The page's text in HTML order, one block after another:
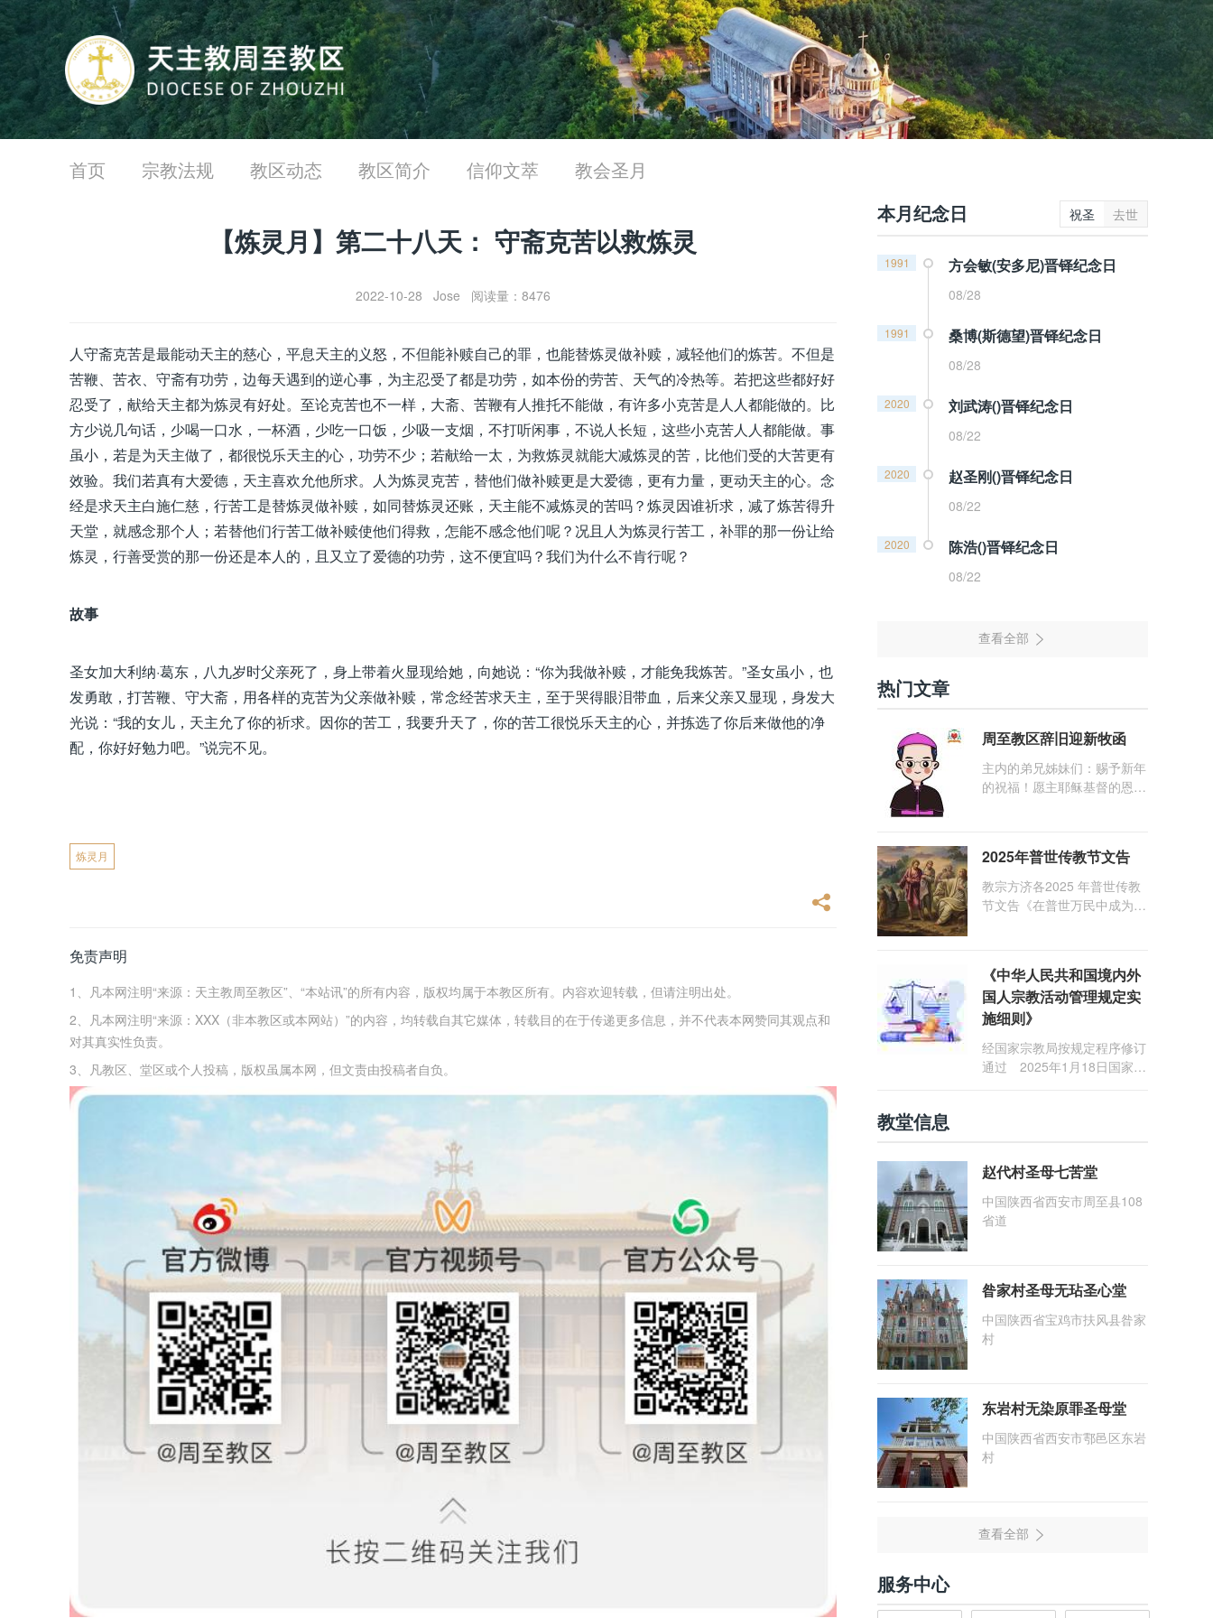
首页 宗教法规 教区动态 教区简介 信仰文萃 教会圣月
【炼灵月】第二十八天： 守斋克苦以救炼灵
2022-10-28 Jose 阅读量：8476
人守斋克苦是最能动天主的慈心，平息天主的义怒，不但能补赎自己的罪，也能替炼灵做补赎，减轻他们的炼苦。不但是
苦鞭、苦衣、守斋有功劳，边每天遇到的逆心事，为主忍受了都是功劳，如本份的劳苦、天气的冷热等。若把这些都好好
忍受了，献给天主都为炼灵有好处。至论克苦也不一样，大斋、苦鞭有人推托不能做，有许多小克苦是人人都能做的。比
方少说几句话，少喝一口水，一杯酒，少吃一口饭，少吸一支烟，不打听闲事，不说人长短，这些小克苦人人都能做。事
虽小，若是为天主做了，都很悦乐天主的心，功劳不少；若献给一太，为救炼灵就能大减炼灵的苦，比他们受的大苦更有
效验。我们若真有大爱德，天主喜欢允他所求。人为炼灵克苦，替他们做补赎更是大爱德，更有力量，更动天主的心。念
经是求天主白施仁慈，行苦工是替炼灵做补赎，如同替炼灵还账，天主能不减炼灵的苦吗？炼灵因谁祈求，减了炼苦得升
天堂，就感念那个人；若替他们行苦工做补赎使他们得救，怎能不感念他们呢？况且人为炼灵行苦工，补罪的那一份让给
炼灵，行善受赏的那一份还是本人的，且又立了爱德的功劳，这不便宜吗？我们为什么不肯行呢？
故事
圣女加大利纳·葛东，八九岁时父亲死了，身上带着火显现给她，向她说：“你为我做补赎，才能免我炼苦。”圣女虽小，也
发勇敢，打苦鞭、守大斋，用各样的克苦为父亲做补赎，常念经苦求天主，至于哭得眼泪带血，后来父亲又显现，身发大
光说：“我的女儿，天主允了你的祈求。因你的苦工，我要升天了，你的苦工很悦乐天主的心，并拣选了你后来做他的净
配，你好好勉力吧。”说完不见。
炼灵月
免责声明
1、凡本网注明“来源：天主教周至教区”、“本站讯”的所有内容，版权均属于本教区所有。内容欢迎转载，但请注明出处。
2、凡本网注明“来源：XXX（非本教区或本网站）”的内容，均转载自其它媒体，转载目的在于传递更多信息，并不代表本网赞同其观点和
对其真实性负责。
3、凡教区、堂区或个人投稿，版权虽属本网，但文责由投稿者自负。
本月纪念日 祝圣 去世
1991 方会敏(安多尼)晋铎纪念日
08/28
1991 桑博(斯德望)晋铎纪念日
08/28
2020 刘武涛()晋铎纪念日
08/22
2020 赵圣刚()晋铎纪念日
08/22
2020 陈浩()晋铎纪念日
08/22
热门文章
周至教区辞旧迎新牧函
主内的弟兄姊妹们：赐予新年
的祝福！愿主耶稣基督的恩
们，愿临在的救主基督安慰你
们，并圣化你们的生活，作为
祝贺祂诞辰的珍贵礼品。
2025年普世传教节文告
教宗方济各2025 年普世传教
节文告《在普世万民中成为怀
《中华人民共和国境内外
国人宗教活动管理规定实
施细则》
经国家宗教局按规定程序修订
通过 2025年1月18日国家宗
教堂信息
赵代村圣母七苦堂
中国陕西省西安市周至县108
省道
昝家村圣母无玷圣心堂
中国陕西省宝鸡市扶风县昝家
村
东岩村无染原罪圣母堂
中国陕西省西安市鄠邑区东岩
村
服务中心